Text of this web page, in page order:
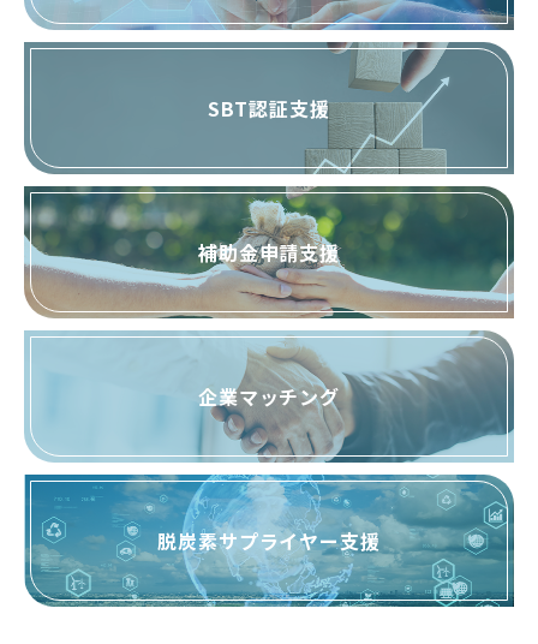
SBT認証支援
補助金申請支援
企業マッチング
脱炭素サプライヤー支援